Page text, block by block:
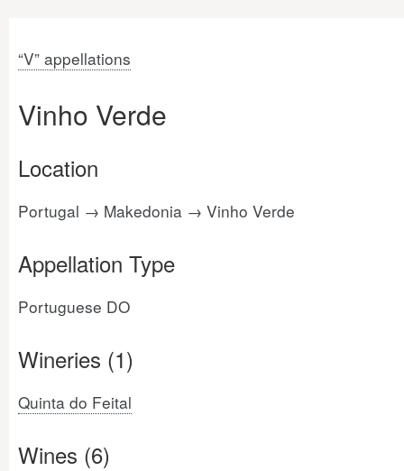
“V” appellations
Vinho Verde
Location
Portugal → Makedonia → Vinho Verde
Appellation Type
Portuguese DO
Wineries (1)
Quinta do Feital
Wines (6)